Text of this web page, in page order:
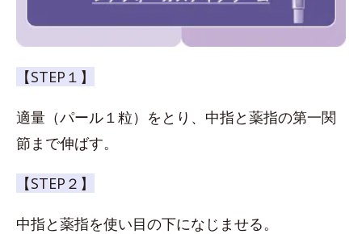
【STEP１】
適量（パール１粒）をとり、中指と薬指の第一関
節まで伸ばす。
【STEP２】
中指と薬指を使い目の下になじませる。